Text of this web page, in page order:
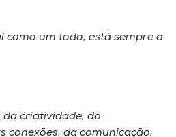
como um todo, está sempre a
da criatividade, do
conexões, da comunicação,